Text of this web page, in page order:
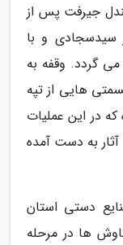
جیرفت پس از
سیدسجادی و با
گردد. وقفه به
هایی از تپه
در این عملیات
به دست آمده
دستی استان
ها در مرحله